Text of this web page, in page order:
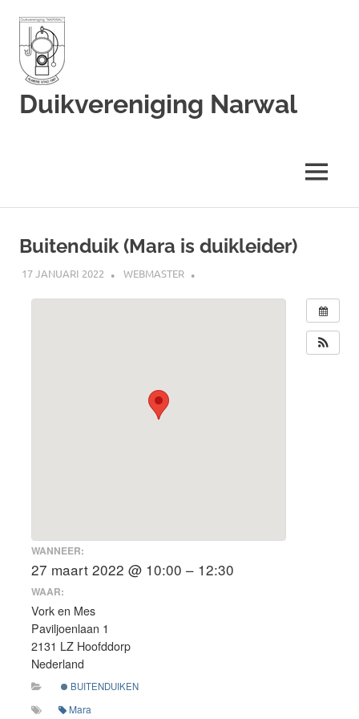
inhoud
Duikvereniging Narwal
MENU
Buitenduik (Mara is duikleider)
17 JANUARI 2022 WEBMASTER
WANNEER:
27 maart 2022 @ 10:00 – 12:30
WAAR:
Vork en Mes
Paviljoenlaan 1
2131 LZ Hoofddorp
Nederland
BUITENDUIKEN
Mara